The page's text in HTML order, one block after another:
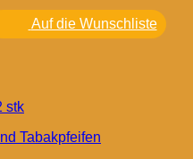
Auf die Wunschliste
stk